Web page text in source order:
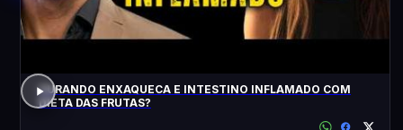
CURANDO ENXAQUECA E INTESTINO INFLAMADO COM
DIETA DAS FRUTAS?